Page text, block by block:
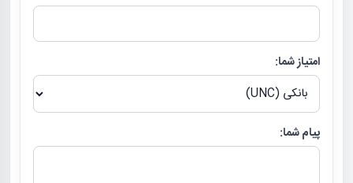
امتیاز شما:
پیام شما: